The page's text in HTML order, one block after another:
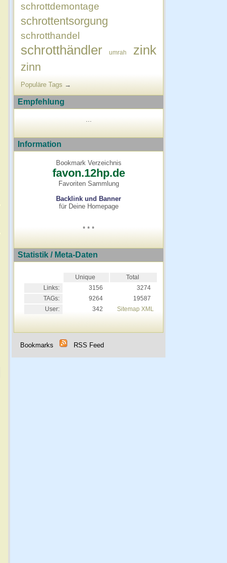
schrottdemontage
schrottentsorgung
schrotthandel
schrotthändler umrah zink
zinn
Populäre Tags →
Empfehlung
Information
Bookmark Verzeichnis
favon.12hp.de
Favoriten Sammlung
Backlink und Banner
für Deine Homepage
* * *
Statistik / Meta-Daten
Unique
Total
Links:
3156
3274
TAGs:
9264
19587
User:
342 Sitemap XML
Bookmarks RSS Feed